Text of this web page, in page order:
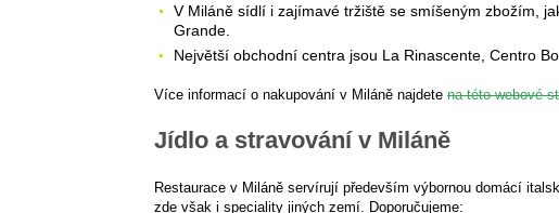
V Miláně sídlí i zajímavé tržiště se smíšeným zbožím,
Grande.
Největší obchodní centra jsou La Rinascente, Centro
Více informací o nakupování v Miláně najdete na této webové
Jídlo a stravování v Miláně
Restaurace v Miláně servírují především výbornou domácí
zde však i speciality jiných zemí. Doporučujeme: